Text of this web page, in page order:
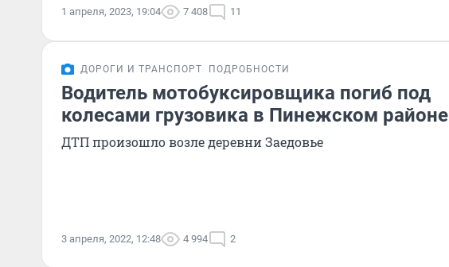
1 апреля, 2023, 19:04 7 408 11
ДОРОГИ И ТРАНСПОРТ ПОДРОБНОСТИ
Водитель мотобуксировщика погиб под
колесами грузовика в Пинежском районе
ДТП произошло возле деревни Заедовье
3 апреля, 2022, 12:48 4 994 2